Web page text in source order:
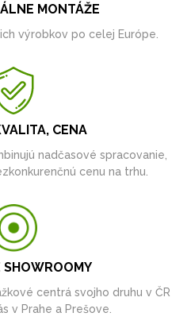
MONTÁŽE
výrobkov po celej Európe.
CENA
nadčasové spracovanie,
cenu na trhu.
SHOWROOMY
centrá svojho druhu v ČR
v Prahe a Prešove.